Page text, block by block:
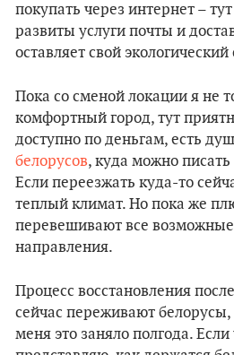
покупать через интернет –
развиты услуги почты и
оставляет свой экологический
Пока со сменой локации я не
комфортный город, тут
доступно по деньгам, есть
белорусов, куда можно
Если переезжать куда-то
теплый климат. Но пока же
перевешивают все
направления.
Процесс восстановления
сейчас переживают белорусы,
меня это заняло полгода. Если